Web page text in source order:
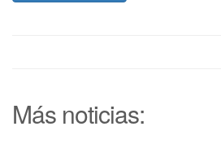
Más noticias: